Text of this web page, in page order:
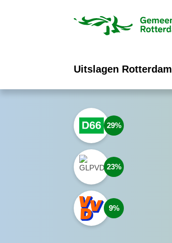
Uitslagen Rotterdam
29
23
9